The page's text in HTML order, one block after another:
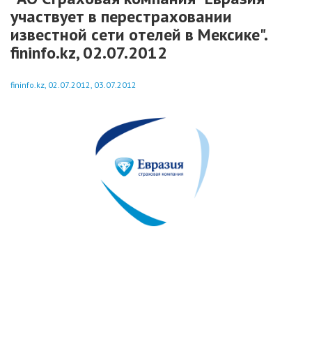
участвует в перестраховании
известной сети отелей в Мексике".
fininfo.kz, 02.07.2012
fininfo.kz, 02.07.2012, 03.07.2012